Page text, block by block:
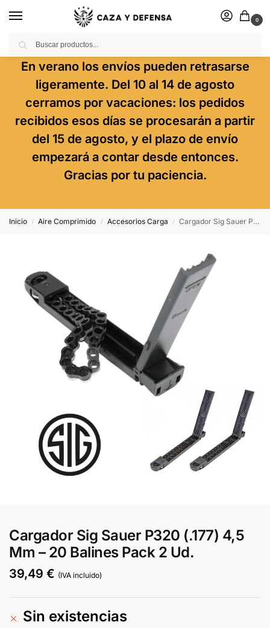
0
En verano los envíos pueden retrasarse
ligeramente. Del 10 al 14 de agosto
cerramos por vacaciones: los pedidos
recibidos esos días se procesarán a partir
del 15 de agosto, y el plazo de envío
empezará a contar desde entonces.
Gracias por tu paciencia.
Inicio / Aire Comprimido / Accesorios Carga / Cargador Sig Sauer P320 (.177) 4,5 Mm – 20 Balines Pack 2 Ud.
Cargador Sig Sauer P320 (.177) 4,5
Mm – 20 Balines Pack 2 Ud.
39,49 € (IVA incluido)
Sin existencias